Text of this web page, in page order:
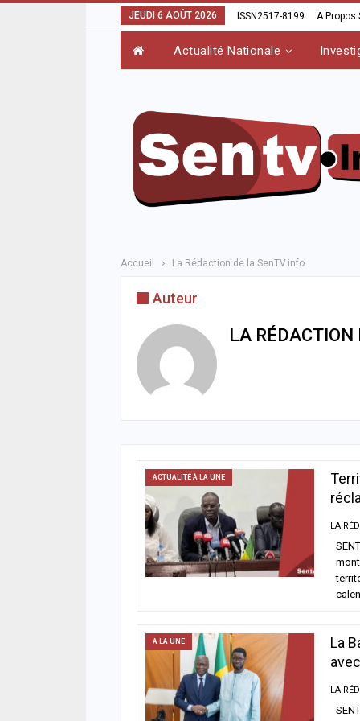
JEUDI 6 AOÛT 2026 ISSN2517-8199 A Propos
Actualité Nationale
Accueil La Rédaction de la SenTV.info
Auteur
LA RÉDACTION
ACTUALITÉ À LA UNE
A LA UNE
La